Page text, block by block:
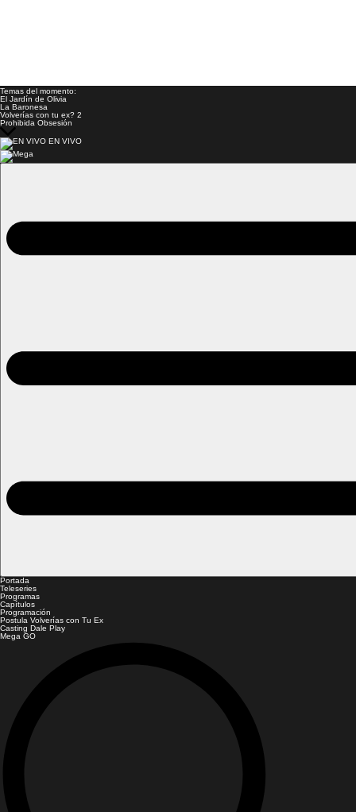
Temas del momento:
El Jardín de Olivia
La Baronesa
Volverías con tu ex? 2
Prohibida Obsesión
EN VIVO
Portada
Teleseries
Programas
Capítulos
Programación
Postula Volverías con Tu Ex
Casting Dale Play
Mega GO